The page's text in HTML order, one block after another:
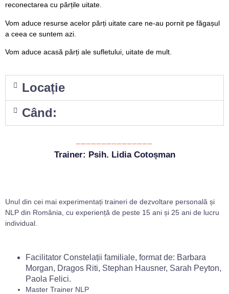
reconectarea cu părțile uitate.
Vom aduce resurse acelor părți uitate care ne-au pornit pe făgașul
a ceea ce suntem azi.
Vom aduce acasă părți ale sufletului, uitate de mult.
Locație
Când:
Trainer: Psih. Lidia Cotoșman
Unul din cei mai experimentați traineri de dezvoltare personală și
NLP din România, cu experiență de peste 15 ani și 25 ani de lucru
individual.
Facilitator Constelații familiale, format de: Barbara
Morgan, Dragos Riti, Stephan Hausner, Sarah Peyton,
Paola Felici.
Master Trainer NLP